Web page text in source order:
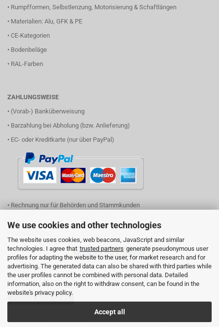
We use cookies and other technologies
The website uses cookies, web beacons, JavaScript and similar
technologies. I agree that trusted partners generate pseudonymous user
profiles for adapting the website to the user, for market research and for
advertising. The generated data can also be shared with third parties while
the user profiles cannot be combined with personal data. Detailed
information, also on the right to withdraw consent, can be found in the
website's privacy policy.
Accept all
• Rumpfformen, Selbstlenzung, Motorisierung & Schaftlängen
• Materialien: Alu, GFK & PE
• CE-Kategorien
• Bodenbeläge
• RAL-Farben
ZAHLUNGSWEISE
• (Vorab-) Banküberweisung
• Barzahlung bei Abholung (bzw. Anlieferung)
• EC- oder Kreditkarte (nur über PayPal)
• Rechnung nur für Behörden und Stammkunden
(einfach Logo anklicken und Ihren Finanzierungsbedarf eingeben)
Vertrag widerrufen
Shopping Cart Softwareby Gambio.com © 2026